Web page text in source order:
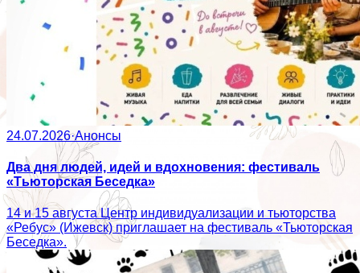
24.07.2026·Анонсы
Два дня людей, идей и вдохновения: фестиваль
«Тьюторская Беседка»
14 и 15 августа Центр индивидуализации и тьюторства
«Ребус» (Ижевск) приглашает на фестиваль «Тьюторская
Беседка».